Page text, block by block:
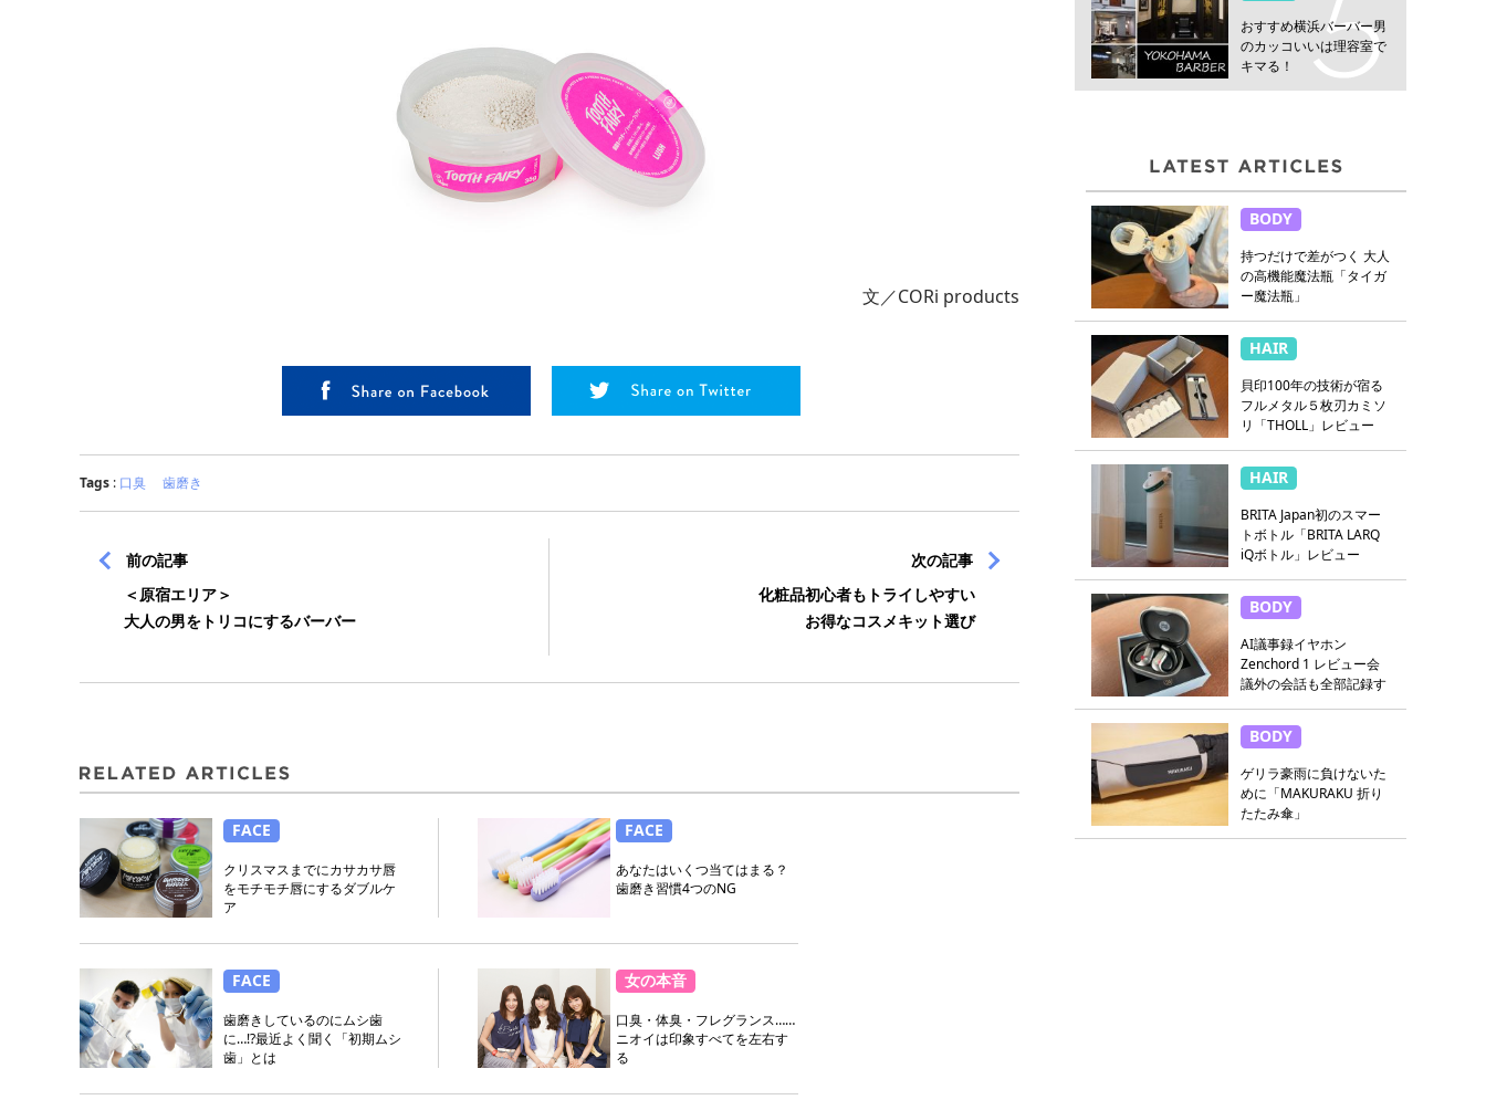
文／CORi products
Tags : 口臭 歯磨き
前の記事
＜原宿エリア＞
大人の男をトリコにするバーバー
次の記事
化粧品初心者もトライしやすい
お得なコスメキット選び
FACE
クリスマスまでにカサカサ唇
をモチモチ唇にするダブルケ
ア
FACE
あなたはいくつ当てはまる？
歯磨き習慣4つのNG
FACE
歯磨きしているのにムシ歯
に…!?最近よく聞く「初期ムシ
歯」とは
女の本音
口臭・体臭・フレグランス……
ニオイは印象すべてを左右す
る
おすすめ横浜バーバー男
のカッコいいは理容室で
キマる！
BODY
持つだけで差がつく 大人
の高機能魔法瓶「タイガ
ー魔法瓶」
HAIR
貝印100年の技術が宿る
フルメタル５枚刃カミソ
リ「THOLL」レビュー
HAIR
BRITA Japan初のスマー
トボトル「BRITA LARQ
iQボトル」レビュー
BODY
AI議事録イヤホン
Zenchord 1 レビュー会
議外の会話も全部記録す
BODY
ゲリラ豪雨に負けないた
めに「MAKURAKU 折り
たたみ傘」